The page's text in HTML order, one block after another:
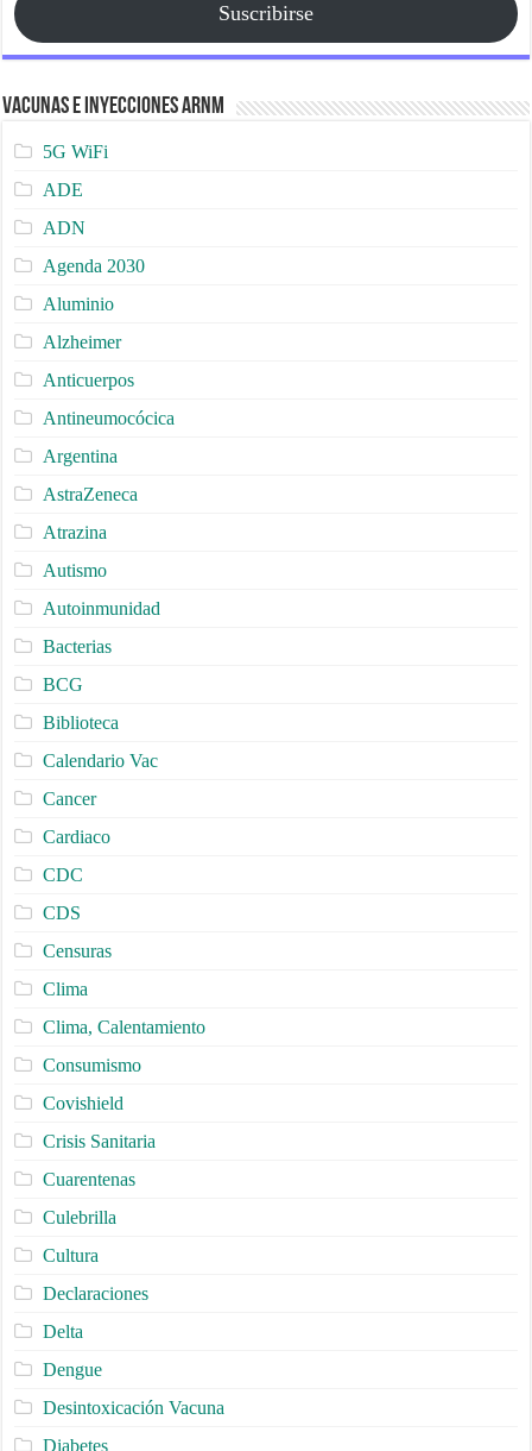
Suscribirse
Vacunas e Inyecciones ARNm
5G WiFi
ADE
ADN
Agenda 2030
Aluminio
Alzheimer
Anticuerpos
Antineumocócica
Argentina
AstraZeneca
Atrazina
Autismo
Autoinmunidad
Bacterias
BCG
Biblioteca
Calendario Vac
Cancer
Cardiaco
CDC
CDS
Censuras
Clima
Clima, Calentamiento
Consumismo
Covishield
Crisis Sanitaria
Cuarentenas
Culebrilla
Cultura
Declaraciones
Delta
Dengue
Desintoxicación Vacuna
Diabetes